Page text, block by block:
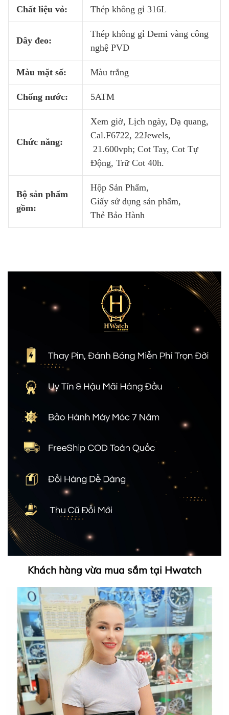
Chất liệu vỏ: Thép không gỉ 316L
Dây đeo:
Thép không gỉ Demi vàng công
nghệ PVD
Màu mặt số: Màu trắng
Chống nước: 5ATM
Chức năng:
Xem giờ, Lịch ngày, Dạ quang,
Cal.F6722, 22Jewels,
21.600vph; Cot Tay, Cot Tự
Động, Trữ Cot 40h.
Bộ sản phẩm
gồm:
Hộp Sản Phẩm,
Giấy sử dụng sản phẩm,
Thẻ Bảo Hành
Khách hàng vừa mua sắm tại Hwatch